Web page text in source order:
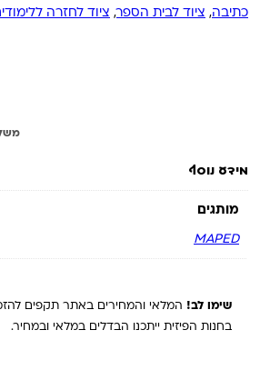
כתיבה, ציוד לבית הספר, ציוד לחזרה
מידע נוסף
מותגים
MAPED
שימו לב! המלאי והמחירים באתר תקפים
בחנות הפיזית ייתכנו הבדלים במלאי ובמחיר.